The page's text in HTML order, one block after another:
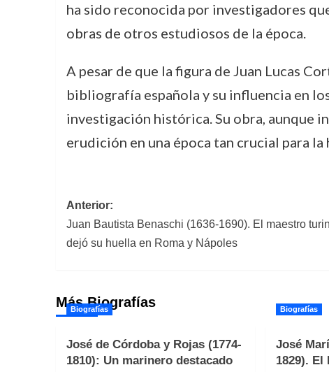
ha sido reconocida por investigadores
obras de otros estudiosos de la época.
A pesar de que la figura de Juan Lucas
bibliografía española y su influencia en
investigación histórica. Su obra, aunque
erudición en una época tan crucial para la
Navegación
de
Anterior:
Juan Bautista Benaschi (1636-1690). El maestro
dejó su huella en Roma y Nápoles
Más Biografías
Biografías
José de Córdoba y Rojas (1774-
1810): Un marinero destacado
Biografías
José
1829). El